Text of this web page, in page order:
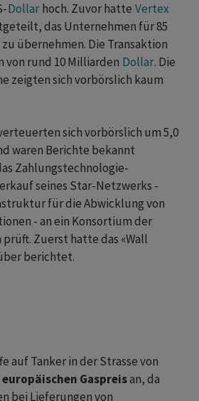
Dollar hoch. Zuvor hatte Vertex
das Unternehmen für 85
übernehmen. Die Transaktion
von rund 10 Milliarden Dollar. Die
zeigten sich vorbörslich kaum
sich vorbörslich um 5,0
waren Berichte bekannt
Zahlungstechnologie-
seines Star-Netzwerks -
für die Abwicklung von
- an ein Konsortium der
Zuerst hatte das «Wall
berichtet.
auf Tanker in der Strasse von
europäischen Gaspreisan, da
⁠bei Lieferungen von